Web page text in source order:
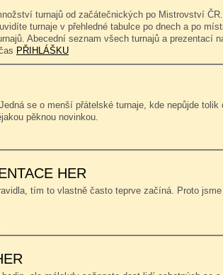
turnajů od začátečnických po Mistrovství
turnaje v přehledné tabulce po dnech a po
Abecední seznam všech turnajů a prezentací
PŘIHLÁŠKU
se o menší přátelské turnaje, kde nepůjde
pěknou novinkou.
HER
tím to vlastně často teprve začíná. Proto